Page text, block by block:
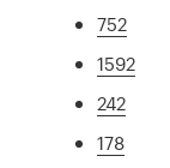
752
1592
242
178